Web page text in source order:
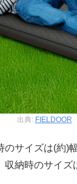
出典: FIELDOOR
のサイズは(約)
収納時のサイズ